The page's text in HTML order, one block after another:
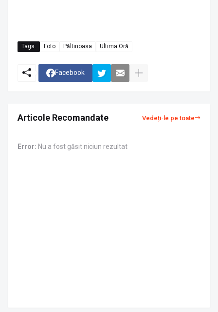
Tags: Foto Păltinoasa Ultima Oră
Facebook
Articole Recomandate Vedeți-le pe toate
Error: Nu a fost găsit niciun rezultat